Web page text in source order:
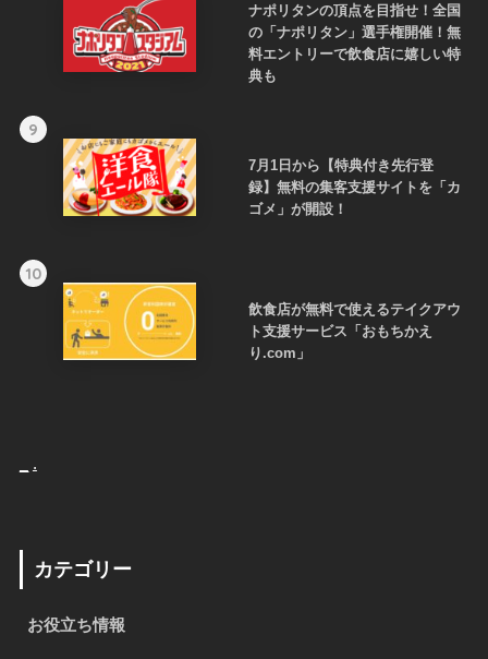
ナポリタンの頂点を目指せ！全国
の「ナポリタン」選手権開催！無
料エントリーで飲食店に嬉しい特
典も
9
7月1日から【特典付き先行登
録】無料の集客支援サイトを「カ
ゴメ」が開設！
10
飲食店が無料で使えるテイクアウ
ト支援サービス「おもちかえ
り.com」
.
カテゴリー
お役立ち情報